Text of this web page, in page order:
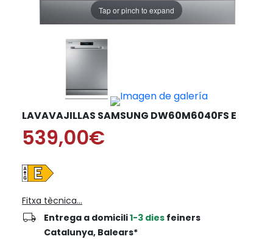
Tap or pinch to expand
LAVAVAJILLAS SAMSUNG DW60M6040FS E
539,00€
Fitxa tècnica...
local_shipping Entrega a domicili1-3 dies feiners
Catalunya, Balears*